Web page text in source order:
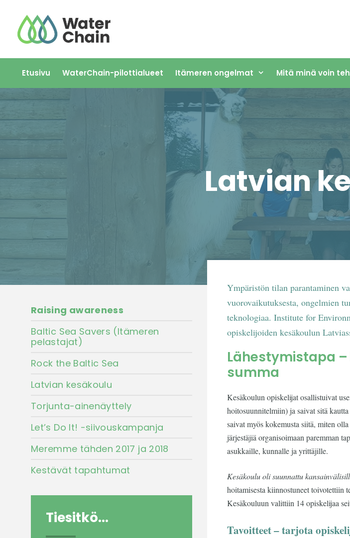
sisältöön
Etusivu WaterChain-pilottialueet Itämeren ongelmat Mitä minä voin
Latvian
Ympäristön tilan parantaminen
vuorovaikutuksesta, ongelmien
teknologiaa. Institute for
opiskelijoiden kesäkoulun
Lähestymistapa
summa
Kesäkoulun opiskelijat osallistuivat
hoitosuunnitelmiin) ja saivat sitä
saivat myös kokemusta siitä, miten
järjestäjiä organisoimaan paremman
asukkaille, kunnalle ja yrittäjille.
Kesäkoulu oli suunnattu
hoitamisesta kiinnostuneet toivotettiin
Kesäkouluun valittiin 14 opiskelijaa
Tavoitteet – tarjota
Raising awareness
Baltic Sea Savers (Itämeren
pelastajat)
Rock the Baltic Sea
Latvian kesäkoulu
Torjunta-ainenäyttely
Let’s Do It! -siivouskampanja
Meremme tähden 2017 ja 2018
Kestävät tapahtumat
Tiesitkö...